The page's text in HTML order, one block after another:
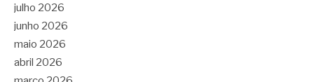
julho 2026
junho 2026
maio 2026
abril 2026